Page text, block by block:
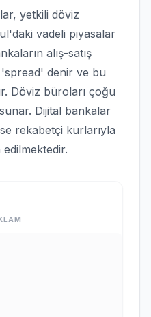
yetkili döviz
vadeli piyasalar
alış-satış
'spread' denir ve bu
Döviz büroları çoğu
Dijital bankalar
rekabetçi kurlarıyla